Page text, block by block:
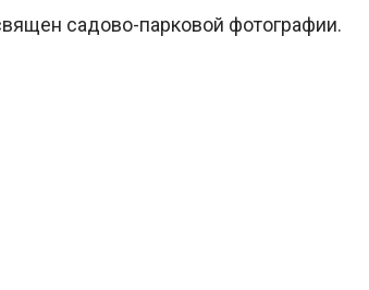
садово-парковой фотографии.